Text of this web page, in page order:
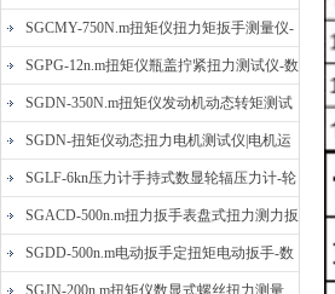
螺丝批扭力矩测试仪
SGCMY-750N.m扭矩仪扭力矩扳手测量仪-
校准扳手扭力精度测试仪
SGPG-12n.m扭矩仪瓶盖拧紧扭力测试仪-数
显式瓶盖扭力矩仪
SGDN-350N.m扭矩仪发动机动态转矩测试
仪-动态电机扭矩测量仪
SGDN-扭矩仪动态扭力电机测试仪|电机运
转摩擦力扭矩仪
SGLF-6kn压力计手持式数显轮辐压力计-轮
辐称重压力测力计
SGACD-500n.m扭力扳手表盘式扭力测力扳
手-表盘扭力矩检测扳手
SGDD-500n.m电动扳手定扭矩电动扳手-数
显式电动定扭力矩扳手
SGJN-200n.m扭矩仪数显式螺丝扭力测量